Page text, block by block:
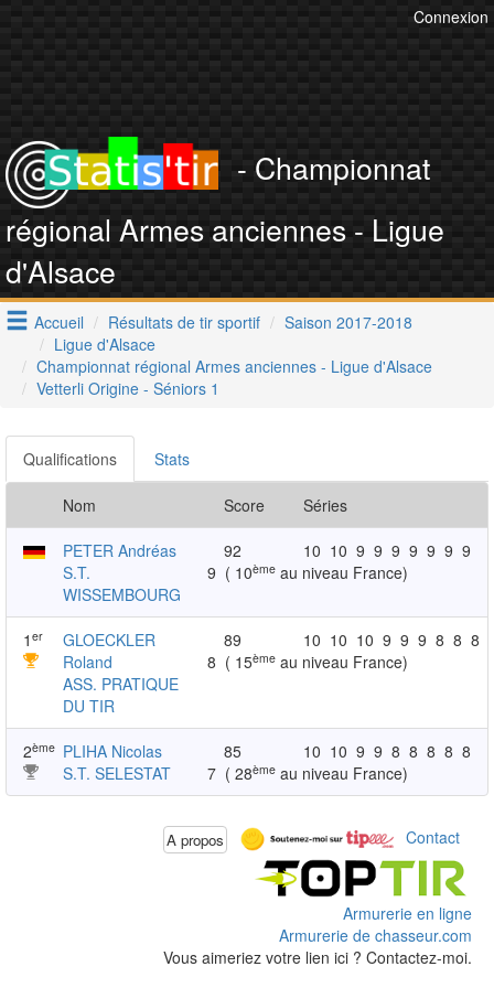
Connexion
- Championnat
régional Armes anciennes - Ligue
d'Alsace
Accueil Résultats de tir sportif
Saison 2017-2018
Ligue d'Alsace
Championnat régional Armes anciennes - Ligue d'Alsace
Vetterli Origine - Séniors 1
Qualifications Stats
Nom Score Séries
PETER Andréas
S.T.
WISSEMBOURG
92 10 10 9 9 9 9 9 9 9
9 ( 10èmeau niveau France)
1 er
GLOECKLER
Roland
ASS. PRATIQUE
DU TIR
89 10 10 10 9 9 9 8 8 8
8 ( 15èmeau niveau France)
2ème PLIHA Nicolas
S.T. SELESTAT
85 10 10 9 9 8 8 8 8 8
7 ( 28èmeau niveau France)
A propos Contact
Armurerie en ligne
Armurerie de chasseur.com
Vous aimeriez votre lien ici ? Contactez-moi.